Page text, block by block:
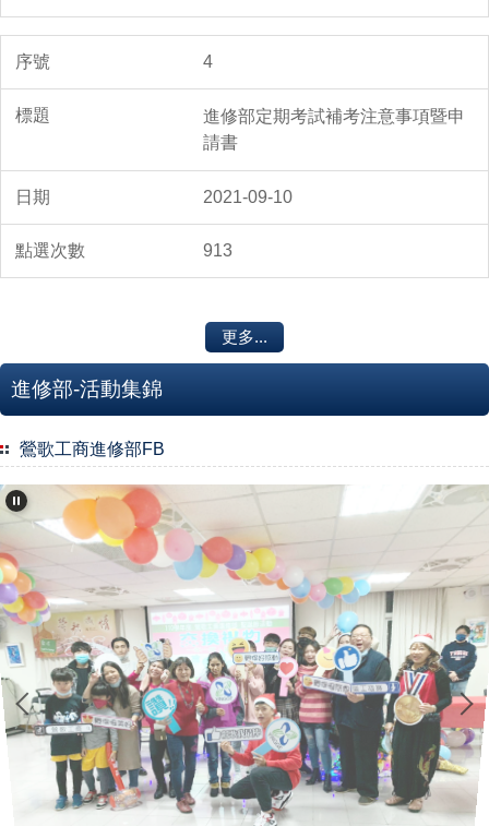
4
進修部定期考試補考注意事項暨申
請書
2021-09-10
913
更多...
進修部-活動集錦
鶯歌工商進修部FB